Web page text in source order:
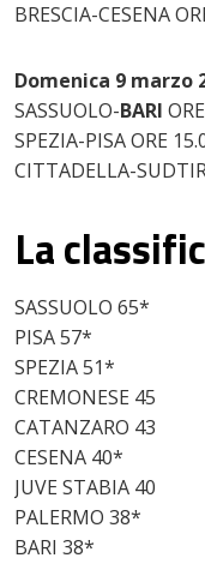
BRESCIA-CESENA
Domenica 9 marzo
SASSUOLO-BARI
SPEZIA-PISA ORE
CITTADELLA-
La
SASSUOLO 65*
PISA 57*
SPEZIA 51*
CREMONESE 45
CATANZARO 43
CESENA 40*
JUVE STABIA 40
PALERMO 38*
BARI 38*